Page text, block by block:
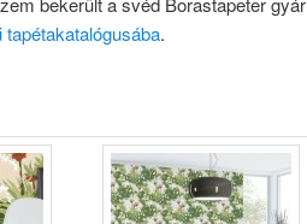
tapétakatalógusába.